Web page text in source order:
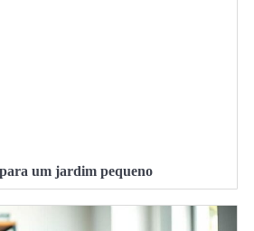
um jardim pequeno